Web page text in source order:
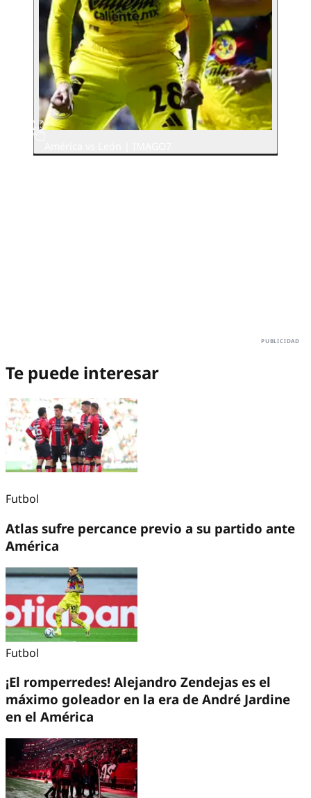
Te puede interesar
Futbol
Atlas sufre percance previo a su partido ante
América
Futbol
¡El romperredes! Alejandro Zendejas es el
máximo goleador en la era de André Jardine
en el América